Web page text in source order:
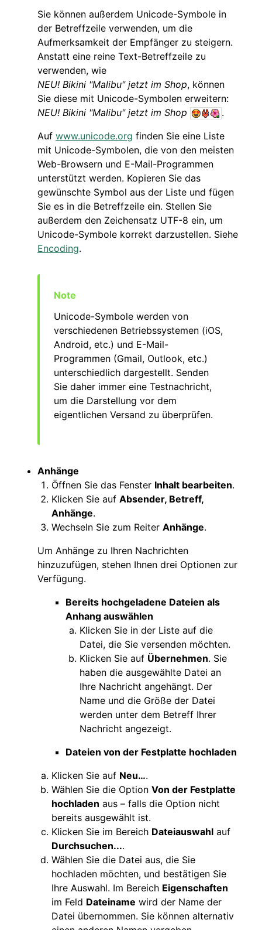
Sie können außerdem Unicode-Symbole in
der Betreffzeile verwenden, um die
Aufmerksamkeit der Empfänger zu steigern.
Anstatt eine reine Text-Betreffzeile zu
verwenden, wie
NEU! Bikini "Malibu" jetzt im Shop, können
Sie diese mit Unicode-Symbolen erweitern:
NEU! Bikini "Malibu" jetzt im Shop
.
Auf www.unicode.org finden Sie eine Liste
mit Unicode-Symbolen, die von den meisten
Web-Browsern und E-Mail-Programmen
unterstützt werden. Kopieren Sie das
gewünschte Symbol aus der Liste und fügen
Sie es in die Betreffzeile ein. Stellen Sie
außerdem den Zeichensatz UTF-8 ein, um
Unicode-Symbole korrekt darzustellen. Siehe
Encoding.
Unicode-Symbole werden von
verschiedenen Betriebssystemen (iOS,
Android, etc.) und E-Mail-
Programmen (Gmail, Outlook, etc.)
unterschiedlich dargestellt. Senden
Sie daher immer eine Testnachricht,
um die Darstellung vor dem
eigentlichen Versand zu überprüfen.
Anhänge
Öffnen Sie das Fenster Inhalt bearbeiten.
Klicken Sie auf Absender, Betreff,
Anhänge.
Wechseln Sie zum Reiter Anhänge.
Um Anhänge zu Ihren Nachrichten
hinzuzufügen, stehen Ihnen drei Optionen zur
Verfügung.
Bereits hochgeladene Dateien als
Anhang auswählen
Klicken Sie in der Liste auf die
Datei, die Sie versenden möchten.
Klicken Sie auf Übernehmen. Sie
haben die ausgewählte Datei an
Ihre Nachricht angehängt. Der
Name und die Größe der Datei
werden unter dem Betreff Ihrer
Nachricht angezeigt.
Dateien von der Festplatte hochladen
Klicken Sie auf Neu….
Wählen Sie die Option Von der Festplatte
hochladen aus – falls die Option nicht
bereits ausgewählt ist.
Klicken Sie im Bereich Dateiauswahl auf
Durchsuchen....
Wählen Sie die Datei aus, die Sie
hochladen möchten, und bestätigen Sie
Ihre Auswahl. Im Bereich Eigenschaften
im Feld Dateiname wird der Name der
Datei übernommen. Sie können alternativ